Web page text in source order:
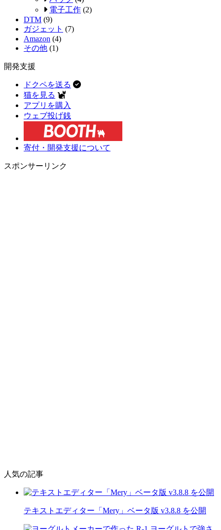
電子工作 (2)
DTM (9)
ガジェット (7)
Amazon (4)
その他 (1)
開発支援
ドクペを送る
猫を見る
アプリを購入
ウェブ投げ銭
寄付・開発支援について
スポンサーリンク
人気の記事
テキストエディター「Mery」ベータ版 v3.8.8 を公開